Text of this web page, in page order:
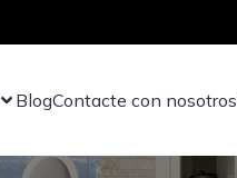
BlogContacte con nosotros